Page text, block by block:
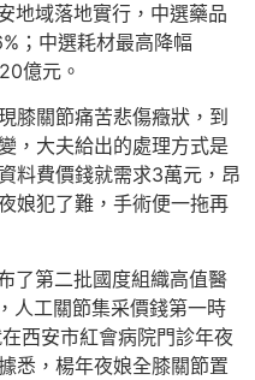
地域落地實行，中選藥品
；中選耗材最高降幅
億元。
膝關節痛苦悲傷癥狀，到
，大夫給出的處理方式是
料費價錢就需求3萬元，昂
娘犯了難，手術便一拖再
了第二批國度組織高值醫
人工關節集采價錢第一時
西安市紅會病院門診年夜
悉，楊年夜娘全膝關節置